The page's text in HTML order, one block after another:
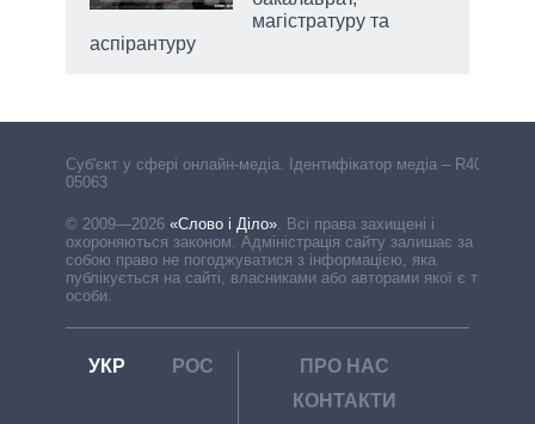
магістратуру та
аспірантуру
Cуб'єкт у сфері онлайн-медіа. Ідентифікатор медіа – R40-
05063
© 2009—2026 «Слово і Діло» Всі права захищені і
охороняються законом. Адміністрація сайту залишає за
собою право не погоджуватися з інформацією, яка
публікується на сайті, власниками або авторами якої є треті
особи.
УКР РОС
ПРО НАС
КОНТАКТИ